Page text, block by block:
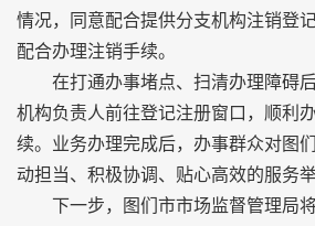
情况，同意配合提供分支机构注销登
配合办理注销手续。
在打通办事堵点、扫清办理障碍后
机构负责人前往登记注册窗口，顺利
续。业务办理完成后，办事群众对图
动担当、积极协调、贴心高效的服务
下一步，图们市市场监督管理局将